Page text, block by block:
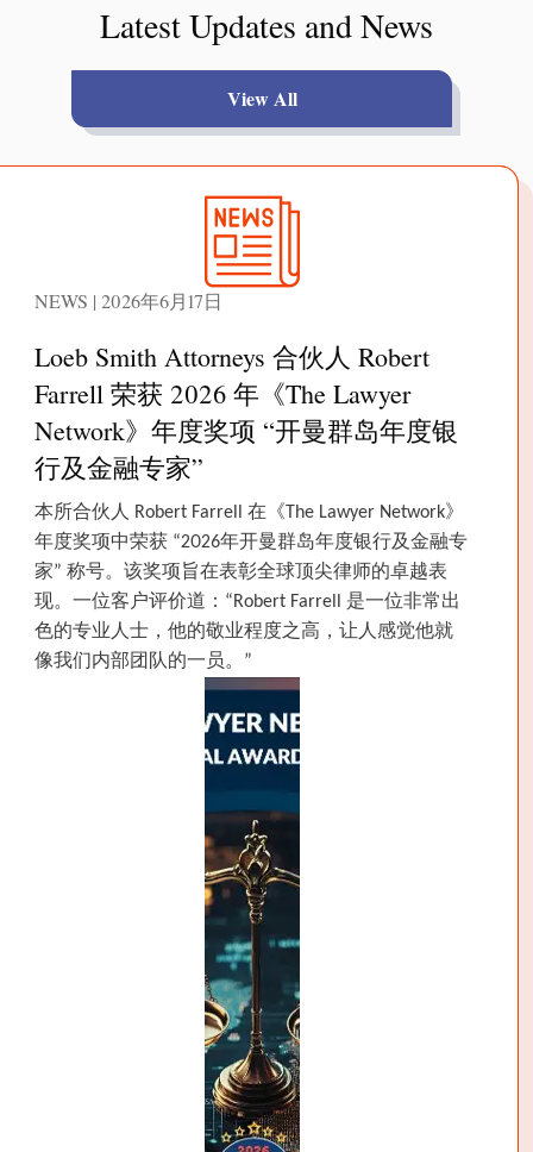
Latest Updates and News
View All
NEWS | 2026年6月17日
Loeb Smith Attorneys 合伙人 Robert
Farrell 荣获 2026 年《The Lawyer
Network》年度奖项 “开曼群岛年度银
行及金融专家”
本所合伙人 Robert Farrell 在《The Lawyer Network》
年度奖项中荣获 “2026年开曼群岛年度银行及金融专
家” 称号。该奖项旨在表彰全球顶尖律师的卓越表
现。一位客户评价道：“Robert Farrell 是一位非常出
色的专业人士，他的敬业程度之高，让人感觉他就
像我们内部团队的一员。”